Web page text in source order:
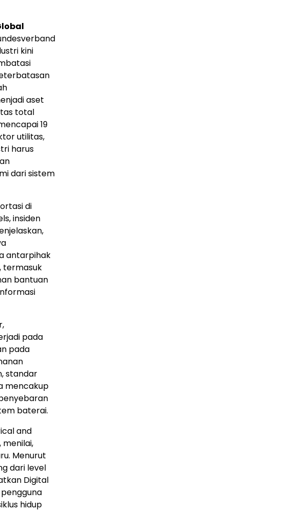
kini
aset
total
19
utilitas,
harus
dari sistem
di
insiden
antarpihak
termasuk
bantuan
pada
pada
standar
mencakup
baterai.
and
menilai,
Menurut
dari level
Digital
hidup